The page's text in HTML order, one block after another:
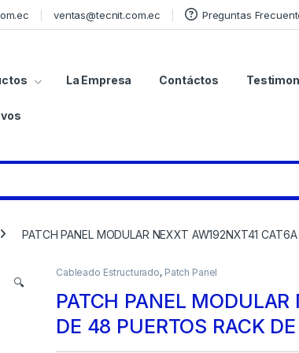
ventas@tecnit.com.ec Preguntas
La Empresa Contáctos
PATCH PANEL MODULAR NEXXT AW192NXT41
🔍
Cableado Estructurado, Patch Panel
PATCH PANEL
DE 48 PUERTOS RACK